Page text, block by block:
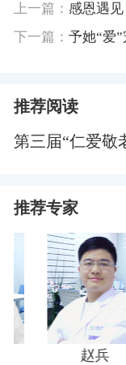
上一篇： 感恩遇
员工生日会精彩回
下一篇： 予她“爱
推荐阅读
第三届“仁爱敬
推荐专家
李洪良